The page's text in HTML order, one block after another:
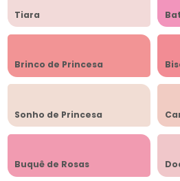
Tiara
Brinco de Princesa
Sonho de Princesa
Buquê de Rosas